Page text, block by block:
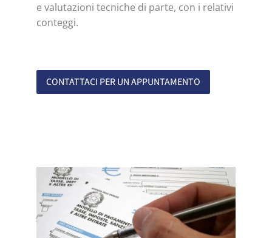
e valutazioni tecniche di parte, con i relativi
conteggi.
CONTATTACI PER UN APPUNTAMENTO